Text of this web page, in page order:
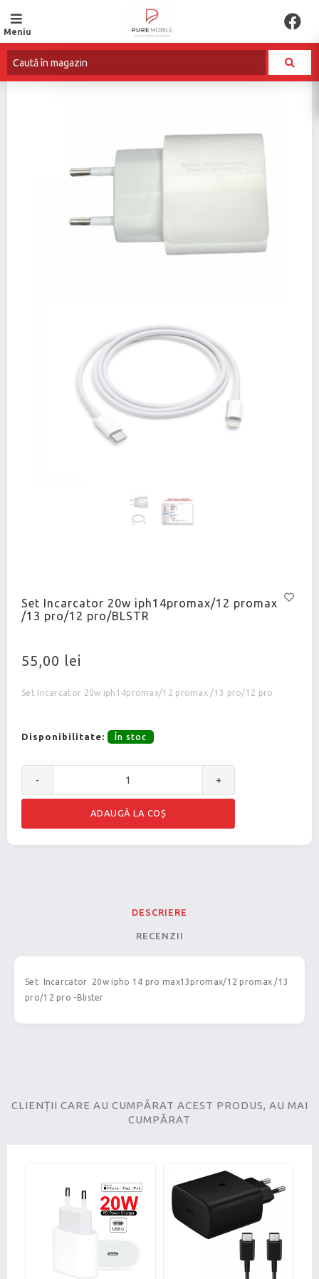
Meniu
Set Incarcator 20w iph14promax/12 promax
/13 pro/12 pro/BLSTR
55,00 lei
Set Incarcator 20w iph14promax/12 promax /13 pro/12 pro
Disponibilitate: În stoc
- +
DESCRIERE
RECENZII
Set Incarcator 20w ipho 14 pro max13promax/12 promax /13
pro/12 pro -Blister
CLIENȚII CARE AU CUMPĂRAT ACEST PRODUS, AU MAI
CUMPĂRAT